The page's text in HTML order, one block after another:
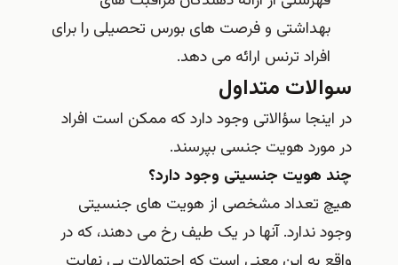
بهداشتی و فرصت های بورس تحصیلی را برای
افراد ترنس ارائه می دهد.
سوالات متداول
در اینجا سؤالاتی وجود دارد که ممکن است افراد
در مورد هویت جنسی بپرسند.
چند هویت جنسیتی وجود دارد؟
هیچ تعداد مشخصی از هویت های جنسیتی
وجود ندارد. آنها در یک طیف رخ می دهند، که در